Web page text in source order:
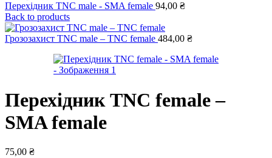
Перехідник TNC male - SMA female 94,00 ₴
Back to products
Грозозахист TNC male – TNC female 484,00 ₴
Перехідник TNC female –
SMA female
75,00 ₴